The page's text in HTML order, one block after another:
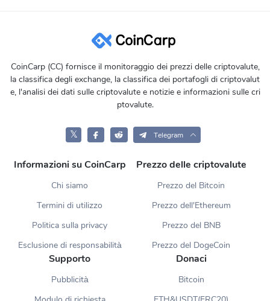
CoinCarp (CC) fornisce il monitoraggio dei prezzi delle criptovalute,
la classifica degli exchange, la classifica dei portafogli di criptovalut
e, l'analisi dei dati sulle criptovalute e notizie e informazioni sulle cri
ptovalute.
𝕏 Telegram
Informazioni su CoinCarp
Chi siamo
Termini di utilizzo
Politica sulla privacy
Esclusione di responsabilità
Prezzo delle criptovalute
Prezzo del Bitcoin
Prezzo dell'Ethereum
Prezzo del BNB
Prezzo del DogeCoin
Supporto
Pubblicità
Donaci
Bitcoin